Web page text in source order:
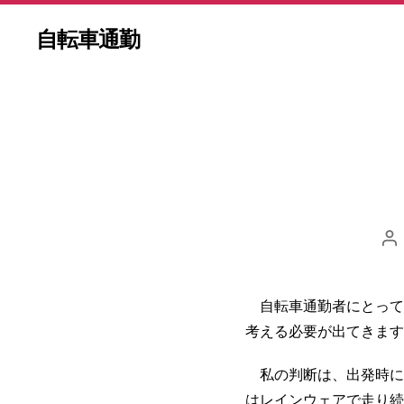
自転車通勤
自転車通勤者にとっ
考える必要が出てきま
私の判断は、出発時
はレインウェアで走り